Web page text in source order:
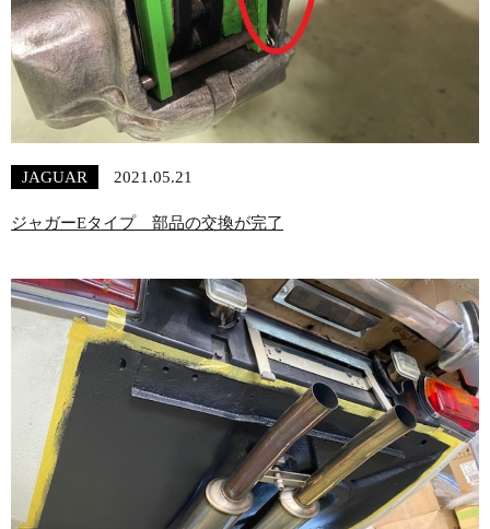
JAGUAR 2021.05.21
ジャガーEタイプ 部品の交換が完了